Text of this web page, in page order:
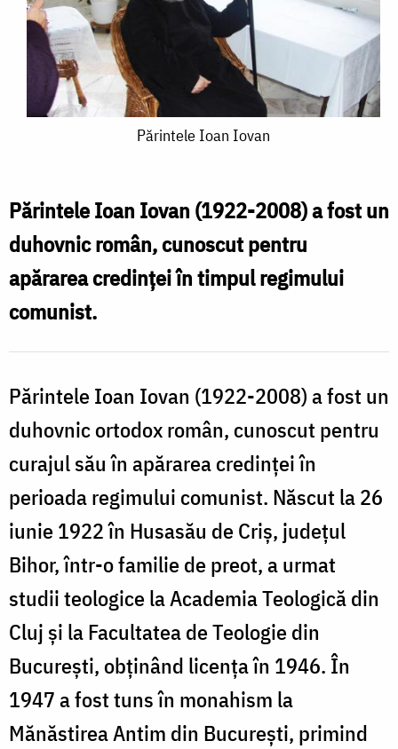
Iovan
Părintele Ioan Iovan
Părintele Ioan Iovan (1922-2008) a fost un
duhovnic român, cunoscut pentru
apărarea credinței în timpul regimului
comunist.
Părintele Ioan Iovan (1922-2008) a fost un
duhovnic ortodox român, cunoscut pentru
curajul său în apărarea credinței în
perioada regimului comunist. Născut la 26
iunie 1922 în Husasău de Criș, județul
Bihor, într-o familie de preot, a urmat
studii teologice la Academia Teologică din
Cluj și la Facultatea de Teologie din
București, obținând licența în 1946. În
1947 a fost tuns în monahism la
Mănăstirea Antim din București, primind